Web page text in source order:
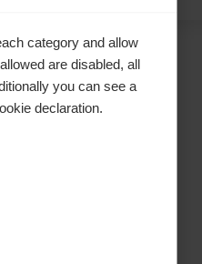
category and allow
are disabled, all
you can see a
declaration.